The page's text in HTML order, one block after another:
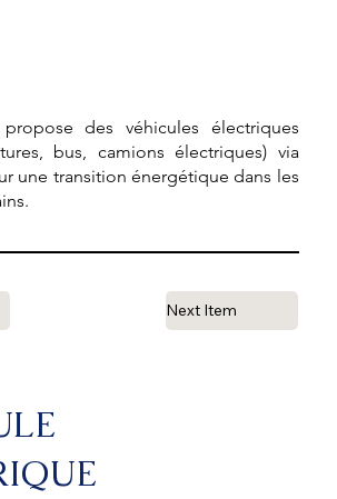
propose des véhicules électriques
bus, camions électriques) via
une transition énergétique dans les
Next Item